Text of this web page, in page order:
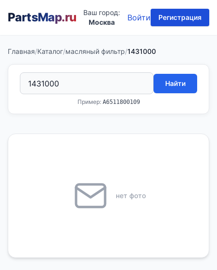
PartsMap.ru
Ваш город:
Москва
Войти Регистрация
Главная/Каталог/масляный фильтр/1431000
Найти
Пример: A6511800109
нет фото